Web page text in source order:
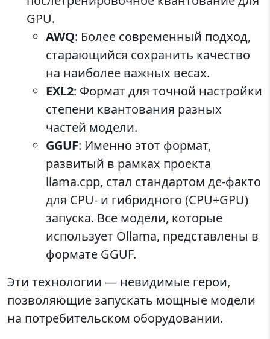
GPU.
AWQ: Более современный подход,
старающийся сохранить качество
на наиболее важных весах.
EXL2: Формат для точной настройки
степени квантования разных
частей модели.
GGUF: Именно этот формат,
развитый в рамках проекта
llama.cpp, стал стандартом де-факто
для CPU- и гибридного (CPU+GPU)
запуска. Все модели, которые
использует Ollama, представлены в
формате GGUF.
Эти технологии — невидимые герои,
позволяющие запускать мощные модели
на потребительском оборудовании.